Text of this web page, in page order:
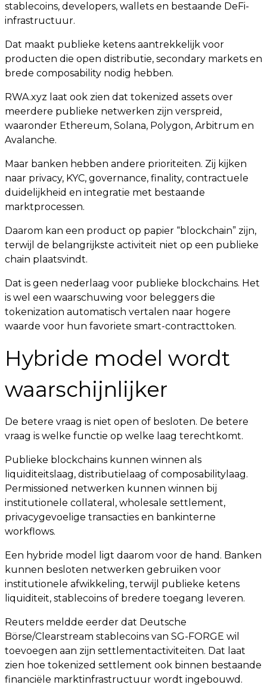
stablecoins, developers, wallets en bestaande DeFi-
infrastructuur.
Dat maakt publieke ketens aantrekkelijk voor
producten die open distributie, secondary markets en
brede composability nodig hebben.
RWA.xyz laat ook zien dat tokenized assets over
meerdere publieke netwerken zijn verspreid,
waaronder Ethereum, Solana, Polygon, Arbitrum en
Avalanche.
Maar banken hebben andere prioriteiten. Zij kijken
naar privacy, KYC, governance, finality, contractuele
duidelijkheid en integratie met bestaande
marktprocessen.
Daarom kan een product op papier “blockchain” zijn,
terwijl de belangrijkste activiteit niet op een publieke
chain plaatsvindt.
Dat is geen nederlaag voor publieke blockchains. Het
is wel een waarschuwing voor beleggers die
tokenization automatisch vertalen naar hogere
waarde voor hun favoriete smart-contracttoken.
Hybride model wordt
waarschijnlijker
De betere vraag is niet open of besloten. De betere
vraag is welke functie op welke laag terechtkomt.
Publieke blockchains kunnen winnen als
liquiditeitslaag, distributielaag of composabilitylaag.
Permissioned netwerken kunnen winnen bij
institutionele collateral, wholesale settlement,
privacygevoelige transacties en bankinterne
workflows.
Een hybride model ligt daarom voor de hand. Banken
kunnen besloten netwerken gebruiken voor
institutionele afwikkeling, terwijl publieke ketens
liquiditeit, stablecoins of bredere toegang leveren.
Reuters meldde eerder dat Deutsche
Börse/Clearstream stablecoins van SG-FORGE wil
toevoegen aan zijn settlementactiviteiten. Dat laat
zien hoe tokenized settlement ook binnen bestaande
financiële marktinfrastructuur wordt ingebouwd.